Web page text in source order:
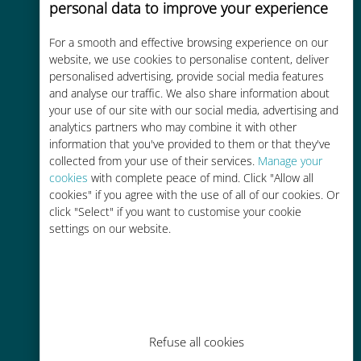
personal data to improve your experience
For a smooth and effective browsing experience on our
website, we use cookies to personalise content, deliver
personalised advertising, provide social media features
and analyse our traffic. We also share information about
your use of our site with our social media, advertising and
analytics partners who may combine it with other
information that you've provided to them or that they've
collected from your use of their services. Manage your
cookies with complete peace of mind. Click "Allow all
cookies" if you agree with the use of all of our cookies. Or
click "Select" if you want to customise your cookie
settings on our website.
Refuse all cookies
Custo-benefício
Até 90% mais barato do que as
tarifas de roaming de sua
operadora atual
Fácil recarga
Em qualquer lugar por meio do